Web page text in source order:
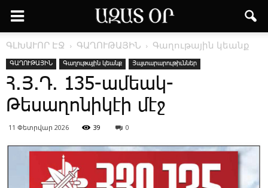
ԳԼԽԱՒՈՐ ԷՋ ԳԱՂՈՒԹԱՅԻՆ Գաղութային կեանք
ԳԱՂՈՒԹԱՅԻՆ Գաղութային կեանք Յայտարարութիւններ
Հ.Յ.Դ. 135-ամեակ-
Թեսաղոնիկէի մէջ
11 Փետրվար 2026 39 0